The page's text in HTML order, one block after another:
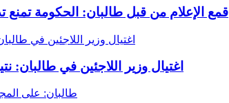
قمع الإعلام من قبل طالبان: الحكومة
اغتيال وزير اللاجئين في طالبان: